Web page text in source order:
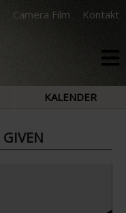
Camera Film Kontakt
KALENDER
GIVEN